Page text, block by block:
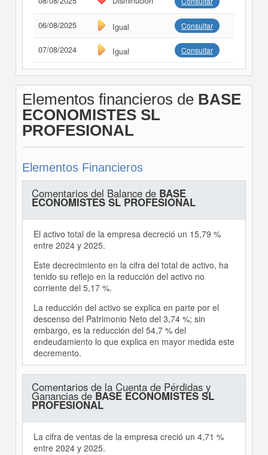
06/08/2025 Igual Consultar
07/08/2024 Igual Consultar
Elementos financieros de BASE
ECONOMISTES SL
PROFESIONAL
Elementos Financieros
Comentarios del Balance de BASE
ECONOMISTES SL PROFESIONAL
El activo total de la empresa decreció un 15,79 %
entre 2024 y 2025.
Este decrecimiento en la cifra del total de activo, ha
tenido su reflejo en la reducción del activo no
corriente del 5,17 %.
La reducción del activo se explica en parte por el
descenso del Patrimonio Neto del 3,74 %; sin
embargo, es la reducción del 54,7 % del
endeudamiento lo que explica en mayor medida este
decremento.
Comentarios de la Cuenta de Pérdidas y
Ganancias deBASE ECONOMISTES SL
PROFESIONAL
La cifra de ventas de la empresa creció un 4,71 %
entre 2024 y 2025.